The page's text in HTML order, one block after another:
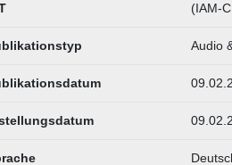
(IAM-
Audio